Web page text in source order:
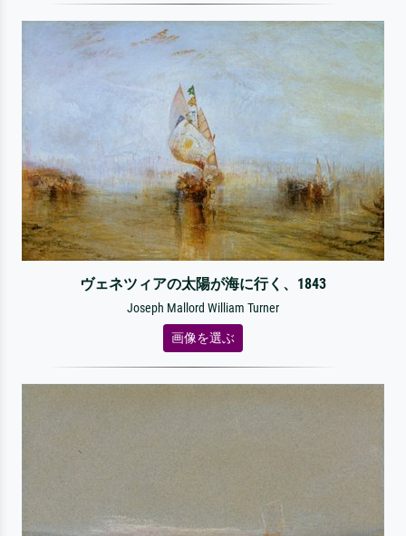
ヴェネツィアの太陽が海に行く、1843
Joseph Mallord William Turner
画像を選ぶ